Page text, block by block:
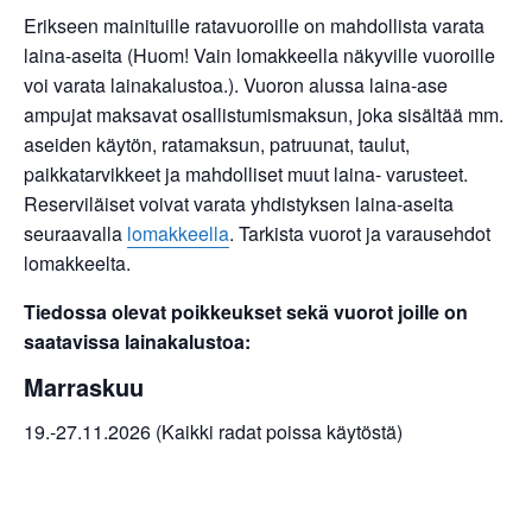
Erikseen mainituille ratavuoroille on mahdollista varata
laina-aseita (Huom! Vain lomakkeella näkyville vuoroille
voi varata lainakalustoa.). Vuoron alussa laina-ase
ampujat maksavat osallistumismaksun, joka sisältää mm.
aseiden käytön, ratamaksun, patruunat, taulut,
paikkatarvikkeet ja mahdolliset muut laina- varusteet.
Reserviläiset voivat varata yhdistyksen laina-aseita
seuraavalla lomakkeella. Tarkista vuorot ja varausehdot
lomakkeelta.
Tiedossa olevat poikkeukset sekä vuorot joille on
saatavissa lainakalustoa:
Marraskuu
19.-27.11.2026 (Kaikki radat poissa käytöstä)